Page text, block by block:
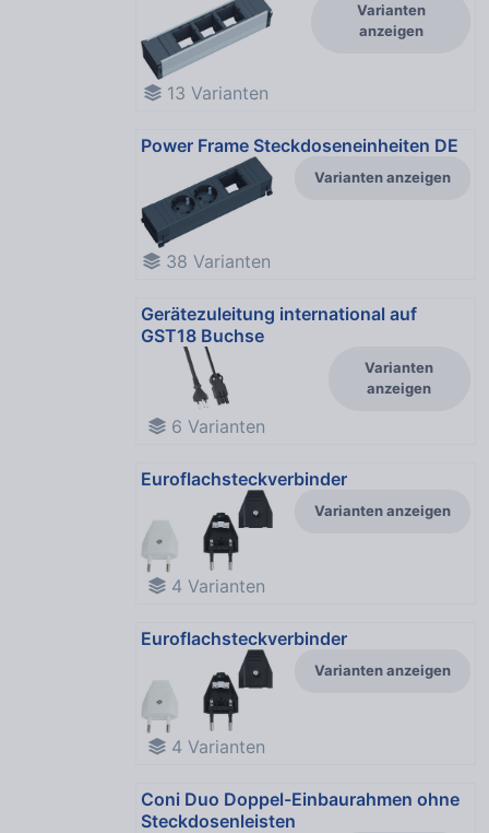
13 Varianten
Varianten
anzeigen
38 Varianten
Power Frame Steckdoseneinheiten DE
Varianten anzeigen
6 Varianten
Gerätezuleitung international auf
GST18 Buchse
Varianten
anzeigen
4 Varianten
Euroflachsteckverbinder
Varianten anzeigen
4 Varianten
Euroflachsteckverbinder
Varianten anzeigen
Coni Duo Doppel-Einbaurahmen ohne
Steckdosenleisten